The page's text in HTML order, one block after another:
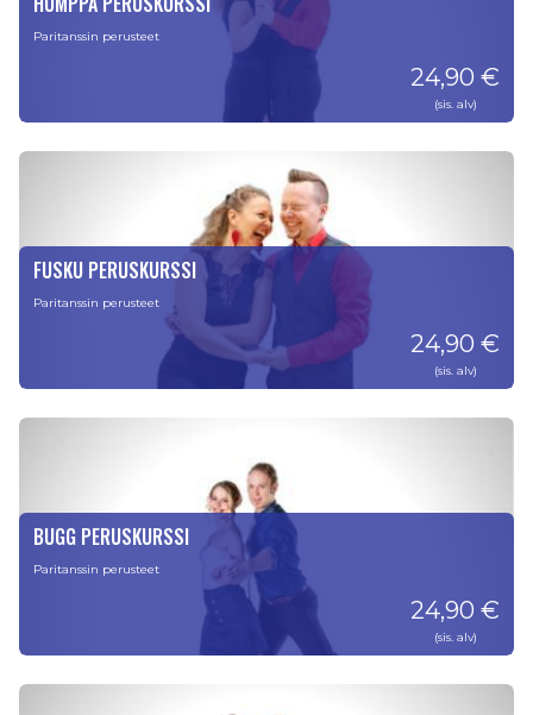
Paritanssin perusteet
24,90 €
(sis. alv)
FUSKU PERUSKURSSI
Paritanssin perusteet
24,90 €
(sis. alv)
BUGG PERUSKURSSI
Paritanssin perusteet
24,90 €
(sis. alv)